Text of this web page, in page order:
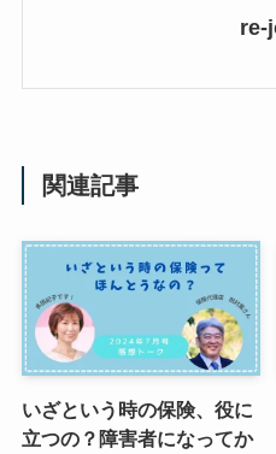
re-
関連記事
いざという時の保険、役に
立つの？障害者になってか